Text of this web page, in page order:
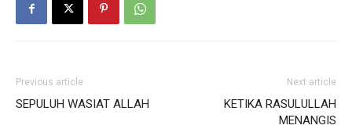
Previous article
SEPULUH WASIAT ALLAH
Next article
KETIKA RASULULLAH
MENANGIS